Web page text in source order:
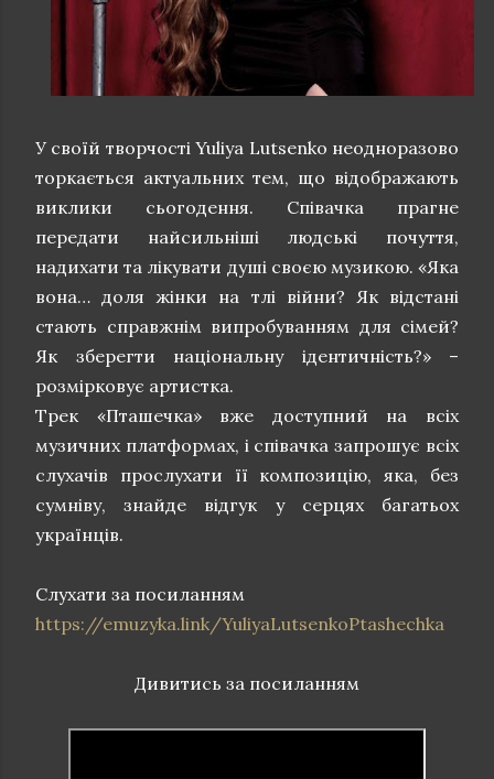
У своїй творчості Yuliya Lutsenko неодноразово
торкається актуальних тем, що відображають
виклики сьогодення. Співачка прагне
передати найсильніші людські почуття,
надихати та лікувати душі своєю музикою. «Яка
вона… доля жінки на тлі війни? Як відстані
стають справжнім випробуванням для сімей?
Як зберегти національну ідентичність?» –
розмірковує артистка.
Трек «Пташечка» вже доступний на всіх
музичних платформах, і співачка запрошує всіх
слухачів прослухати її композицію, яка, без
сумніву, знайде відгук у серцях багатьох
українців.
Слухати за посиланням
https://emuzyka.link/YuliyaLutsenkoPtashechka
Дивитись за посиланням